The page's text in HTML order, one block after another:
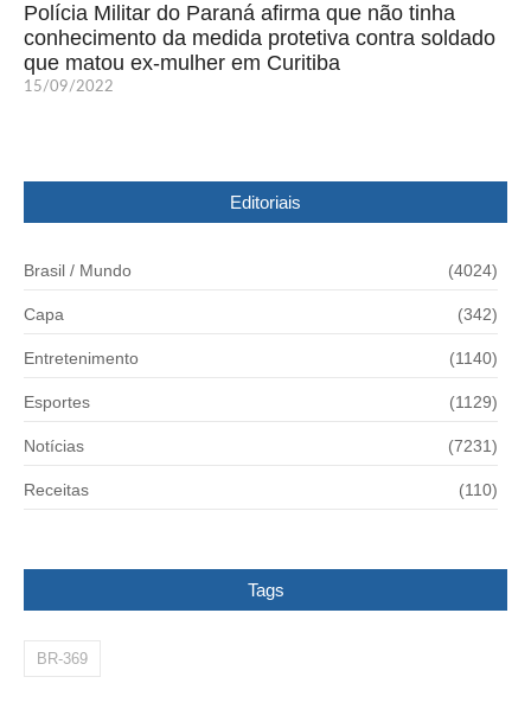
Polícia Militar do Paraná afirma que não tinha
conhecimento da medida protetiva contra soldado
que matou ex-mulher em Curitiba
15/09/2022
Editoriais
Brasil / Mundo (4024)
Capa (342)
Entretenimento (1140)
Esportes (1129)
Notícias (7231)
Receitas (110)
Tags
BR-369